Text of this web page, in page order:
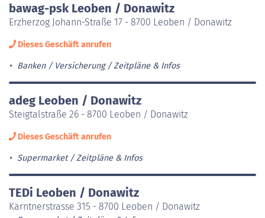
bawag-psk Leoben / Donawitz
Erzherzog Johann-Straße 17 - 8700 Leoben / Donawitz
Dieses Geschäft anrufen
Banken / Versicherung Zeitpläne & Infos
adeg Leoben / Donawitz
Steigtalstraße 26 - 8700 Leoben / Donawitz
Dieses Geschäft anrufen
Supermarket Zeitpläne & Infos
TEDi Leoben / Donawitz
Kärntnerstrasse 315 - 8700 Leoben / Donawitz